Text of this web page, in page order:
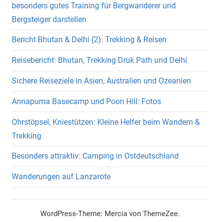
besonders gutes Training für Bergwanderer und
Bergsteiger darstellen
Bericht Bhutan & Delhi (2): Trekking & Reisen
Reisebericht: Bhutan, Trekking Druk Path und Delhi
Sichere Reiseziele in Asien, Australien und Ozeanien
Annapurna Basecamp und Poon Hill: Fotos
Ohrstöpsel, Kniestützen: Kleine Helfer beim Wandern &
Trekking
Besonders attraktiv: Camping in Ostdeutschland
Wanderungen auf Lanzarote
WordPress-Theme: Mercia von ThemeZee.